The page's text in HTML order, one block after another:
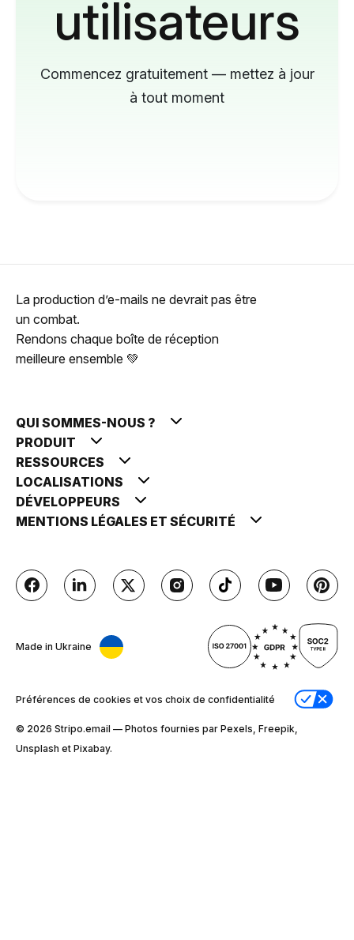
utilisateurs
Commencez gratuitement — mettez à jour
à tout moment
La production d’e-mails ne devrait pas être
un combat.
Rendons chaque boîte de réception
meilleure ensemble 💚
QUI SOMMES-NOUS ?
PRODUIT
RESSOURCES
LOCALISATIONS
DÉVELOPPEURS
MENTIONS LÉGALES ET SÉCURITÉ
Made in Ukraine
Préférences de cookies et vos choix de confidentialité
© 2026 Stripо.email — Photos fournies par Pexels, Freepik,
Unsplash et Pixabay.